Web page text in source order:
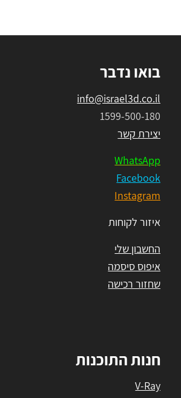
בואו נדבר
info@israel3d.co.il
1599-500-180
יצירת קשר
WhatsApp
Facebook
Instagram
איזור לקוחות
החשבון שלי
איפוס סיסמה
שחזור רכישה
חנות התוכנות
V-Ray